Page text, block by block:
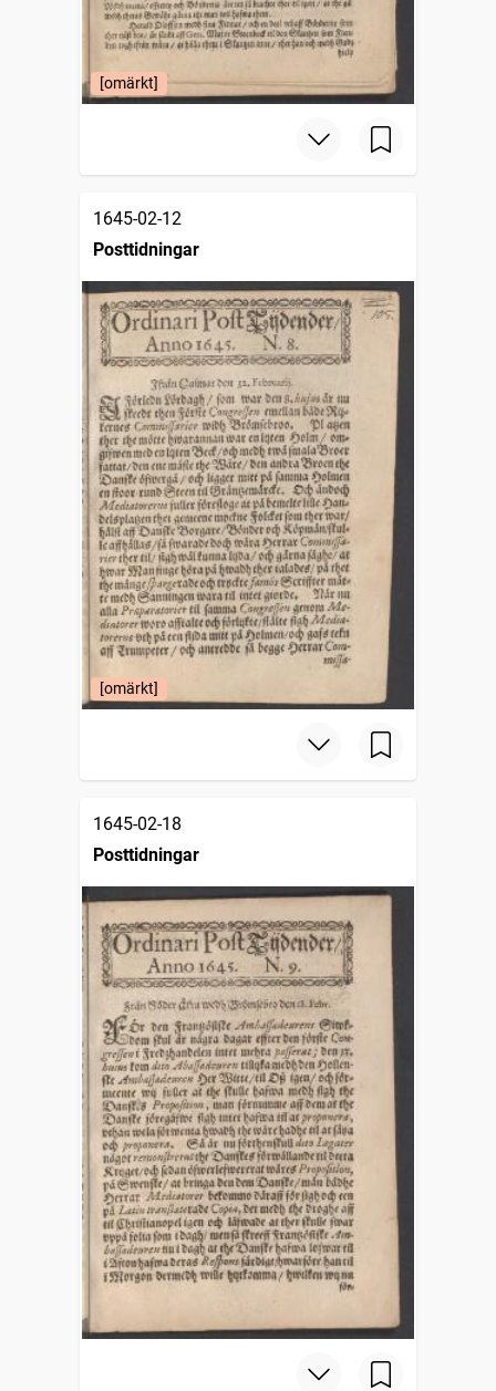
[omärkt]
1645-02-12
Posttidningar
[omärkt]
1645-02-18
Posttidningar